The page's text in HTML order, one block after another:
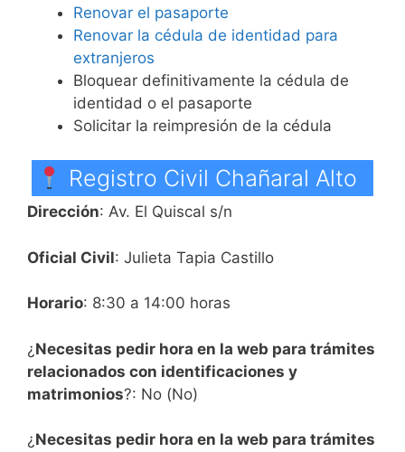
Renovar el pasaporte
Renovar la cédula de identidad para
extranjeros
Bloquear definitivamente la cédula de
identidad o el pasaporte
Solicitar la reimpresión de la cédula
Registro Civil Chañaral Alto
Dirección: Av. El Quiscal s/n
Oficial Civil: Julieta Tapia Castillo
Horario: 8:30 a 14:00 horas
¿ Necesitas pedir hora en la web para trámites
relacionados con identificaciones y
matrimonios?: No (No)
¿ Necesitas pedir hora en la web para trámites